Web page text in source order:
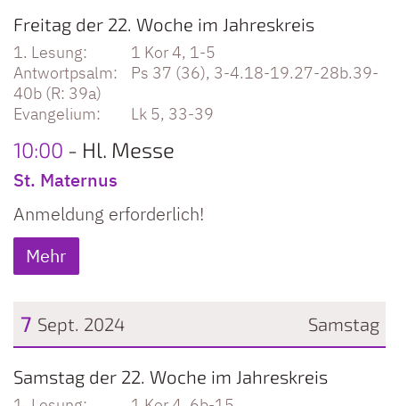
Datum: 6. September 2024
Freitag der 22. Woche im Jahreskreis
1 Kor 4, 1-5
Ps 37 (36), 3-4.18-19.27-28b.39-
40b (R: 39a)
Lk 5, 33-39
10:00 Hl. Messe
St. Maternus
Anmeldung erforderlich!
Mehr
Samstag
7 Sept. 2024
Datum: 7. September 2024
Samstag der 22. Woche im Jahreskreis